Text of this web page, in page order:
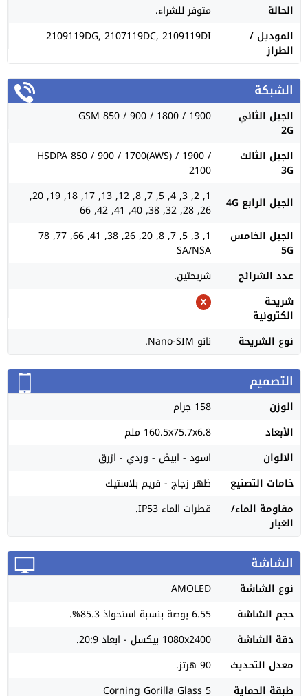
الحالة
متوفر للشراء.
الموديل /
الطراز
2109119DG, 2107119DC, 2109119DI
الشبكة
الجيل الثاني
2G
GSM 850 / 900 / 1800 / 1900
الجيل الثالث
3G
HSDPA 850 / 900 / 1700(AWS) / 1900 /
2100
الجيل الرابع 4G
1, 2, 3, 4, 5, 7, 8, 12, 13, 17, 18, 19, 20,
26, 28, 32, 38, 40, 41, 42, 66
الجيل الخامس
5G
1, 3, 5, 7, 8, 20, 26, 38, 41, 66, 77, 78
SA/NSA
عدد الشرائح
شريحتين.
شريحة
الكترونية
نوع الشريحة
نانو Nano-SIM.
التصميم
الوزن
158 جرام
الأبعاد
160.5x75.7x6.8 ملم
الالوان
اسود - ابيض - وردي - ازرق
خامات التصنيع
ظهر زجاج - فريم بلاستيك
مقاومة الماء/
الغبار
قطرات الماء IP53.
الشاشة
نوع الشاشة
AMOLED
حجم الشاشة
6.55 بوصة بنسبة استحواذ 85.3%.
دقة الشاشة
1080x2400 بيكسل - ابعاد 20:9.
معدل التحديث
90 هرتز.
طبقة الحماية
Corning Gorilla Glass 5